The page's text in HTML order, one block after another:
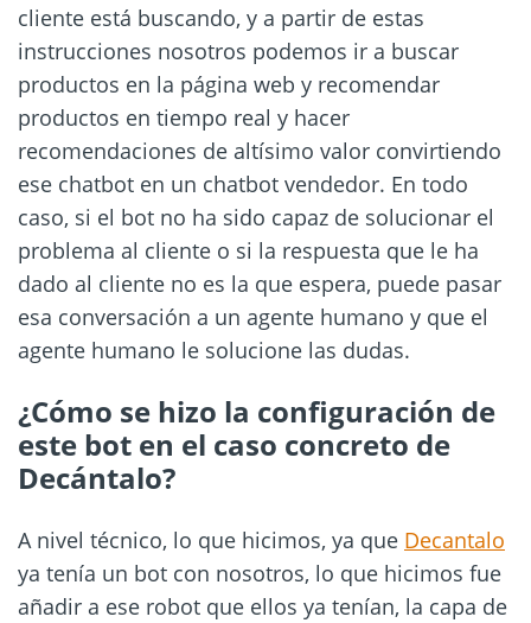
cliente está buscando, y a partir de estas
instrucciones nosotros podemos ir a buscar
productos en la página web y recomendar
productos en tiempo real y hacer
recomendaciones de altísimo valor convirtiendo
ese chatbot en un chatbot vendedor. En todo
caso, si el bot no ha sido capaz de solucionar el
problema al cliente o si la respuesta que le ha
dado al cliente no es la que espera, puede pasar
esa conversación a un agente humano y que el
agente humano le solucione las dudas.
¿Cómo se hizo la configuración de
este bot en el caso concreto de
Decántalo?
A nivel técnico, lo que hicimos, ya que Decantalo
ya tenía un bot con nosotros, lo que hicimos fue
añadir a ese robot que ellos ya tenían, la capa de